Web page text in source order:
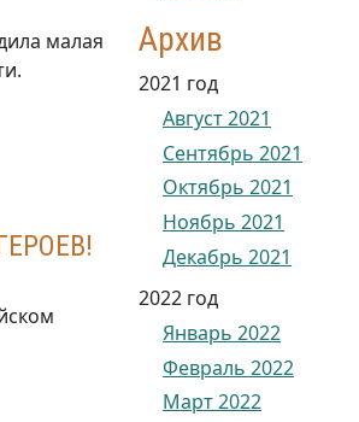
малая
Архив
2021 год
Август 2021
Сентябрь 2021
Октябрь 2021
Ноябрь 2021
Декабрь 2021
2022 год
Январь 2022
Февраль 2022
Март 2022